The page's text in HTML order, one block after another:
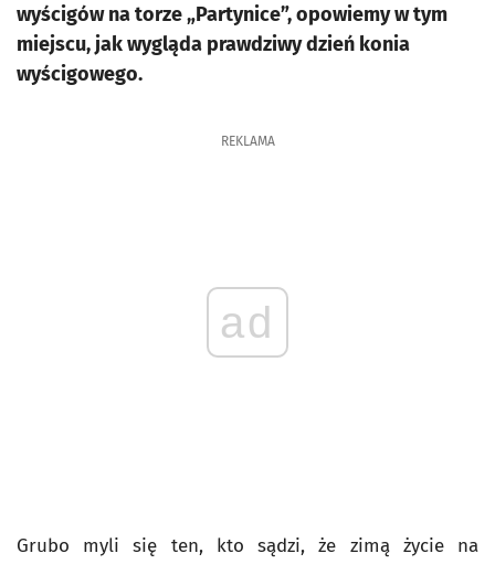
wyścigów na torze „Partynice”, opowiemy w tym
miejscu, jak wygląda prawdziwy dzień konia
wyścigowego.
REKLAMA
ad
Grubo myli się ten, kto sądzi, że zimą życie na